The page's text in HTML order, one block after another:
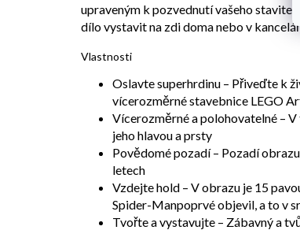
upraveným k pozvednutí vašeho
dílo vystavit na zdi doma nebo v
Vlastnosti
Oslavte superhrdinu – Přiveďte k
vícerozměrné stavebnice LEGO
Vícerozměrné a polohovatelné –
jeho hlavou a prsty
Povědomé pozadí – Pozadí
letech
Vzdejte hold – V obrazu je 15
Spider-Manpoprvé objevil, a to v
Tvořte a vystavujte – Zábavný a